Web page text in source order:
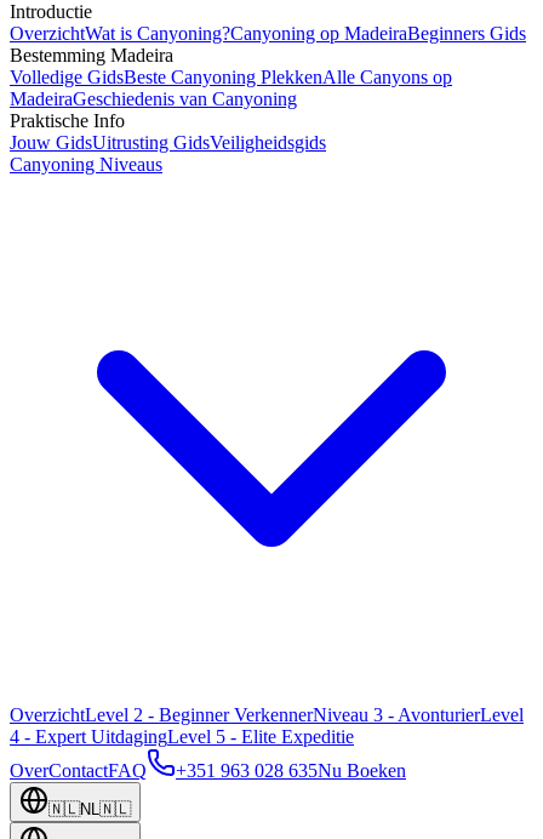
Introductie
OverzichtWat is Canyoning?Canyoning op MadeiraBeginners Gids
Bestemming Madeira
Volledige GidsBeste Canyoning PlekkenAlle Canyons op
MadeiraGeschiedenis van Canyoning
Praktische Info
Jouw GidsUitrusting GidsVeiligheidsgids
Canyoning Niveaus
OverzichtLevel 2 - Beginner VerkennerNiveau 3 - AvonturierLevel
4 - Expert UitdagingLevel 5 - Elite Expeditie
OverContactFAQ +351 963 028 635Nu Boeken
🇳🇱NL🇳🇱